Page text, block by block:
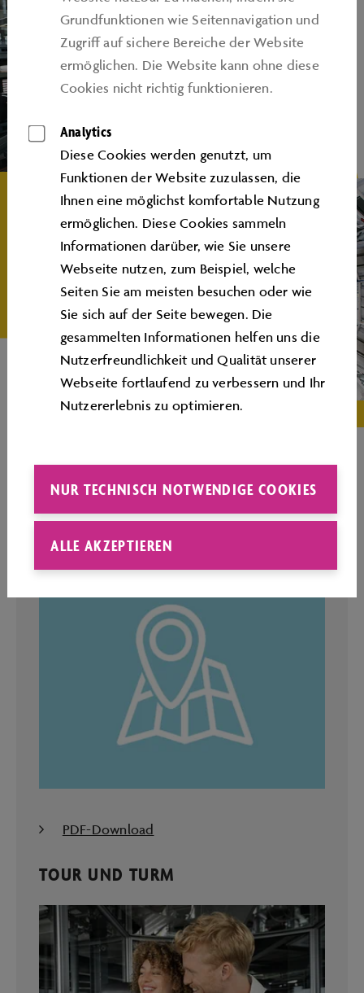
PLAN DER AUTOSTADT
PDF-Download
TOUR UND TURM
Grundfunktionen wie Seitennavigation und
Zugriﬀ auf sichere Bereiche der Website
ermöglichen. Die Website kann ohne diese
Cookies nicht richtig funktionieren.
Analytics
Diese Cookies werden genutzt, um
Funktionen der Website zuzulassen, die
Ihnen eine möglichst komfortable Nutzung
ermöglichen. Diese Cookies sammeln
Informationen darüber, wie Sie unsere
Webseite nutzen, zum Beispiel, welche
Seiten Sie am meisten besuchen oder wie
Sie sich auf der Seite bewegen. Die
gesammelten Informationen helfen uns die
Nutzerfreundlichkeit und Qualität unserer
Webseite fortlaufend zu verbessern und Ihr
Nutzererlebnis zu optimieren.
NUR TECHNISCH NOTWENDIGE COOKIES
ALLE AKZEPTIEREN